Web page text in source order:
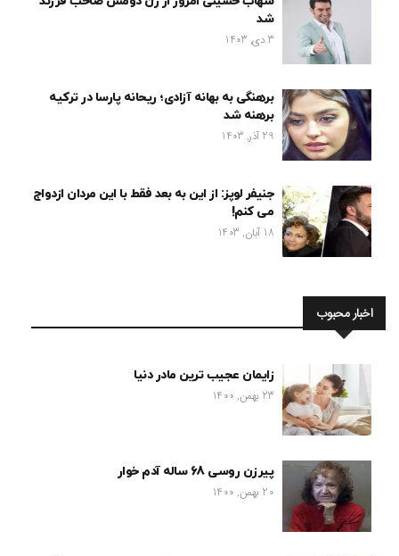
شد
3 دی, 1403
برهنگی به بهانه آزادی؛ ریحانه پارسا در ترکیه
برهنه شد
29 آذر, 1403
جنیفر لوپز: از این به بعد فقط با این مردان ازدواج
می کنم!
18 آبان, 1403
اخبار محبوب
زایمان عجیب ترین مادر دنیا
23 بهمن, 1400
پیرزن روسی 68 ساله آدم خوار
20 بهمن, 1400